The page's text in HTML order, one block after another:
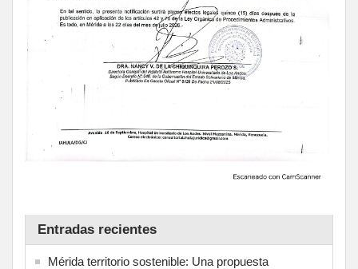
Entradas recientes
Mérida territorio sostenible: Una propuesta